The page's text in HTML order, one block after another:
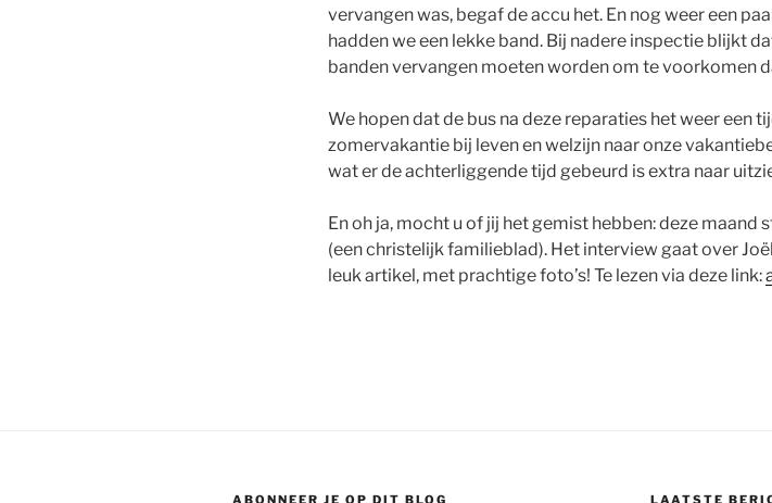
vervangen was, begaf de accu het. En nog weer een
hadden we een lekke band. Bij nadere inspectie blijkt
banden vervangen moeten worden om te voorkomen
We hopen dat de bus na deze reparaties het weer een
zomervakantie bij leven en welzijn naar onze
wat er de achterliggende tijd gebeurd is extra naar
En oh ja, mocht u of jij het gemist hebben: deze maand
(een christelijk familieblad). Het interview gaat over
leuk artikel, met prachtige foto’s! Te lezen via deze link:
ABONNEER JE OP DIT BLOG LAATSTE